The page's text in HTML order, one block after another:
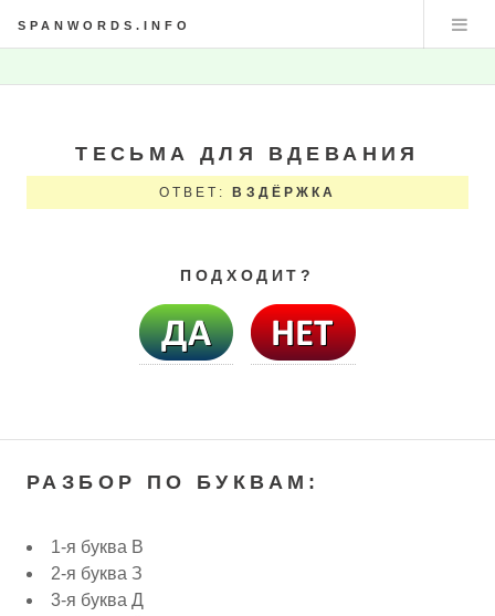
SPANWORDS.INFO
ТЕСЬМА ДЛЯ ВДЕВАНИЯ
ОТВЕТ: ВЗДЁРЖКА
ПОДХОДИТ?
РАЗБОР ПО БУКВАМ:
1-я буква В
2-я буква З
3-я буква Д